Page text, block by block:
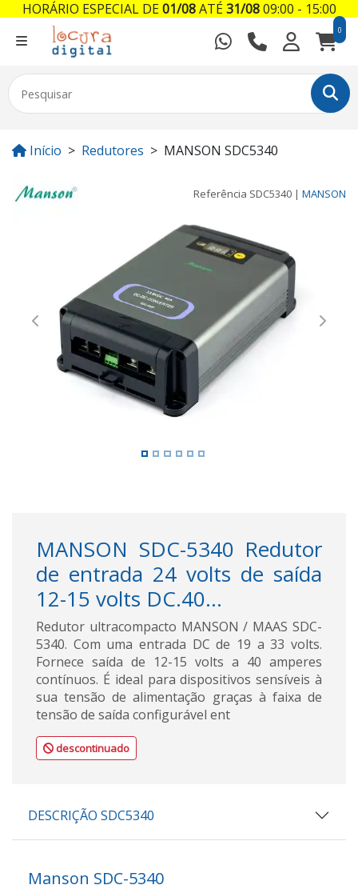
0
Início Redutores MANSON SDC5340
Referência SDC5340 | MANSON
Previous Next
MANSON SDC-5340 Redutor
de entrada 24 volts de saída
12-15 volts DC.40...
Redutor ultracompacto MANSON / MAAS SDC-
5340. Com uma entrada DC de 19 a 33 volts.
Fornece saída de 12-15 volts a 40 amperes
contínuos. É ideal para dispositivos sensíveis à
sua tensão de alimentação graças à faixa de
tensão de saída configurável ent
descontinuado
DESCRIÇÃO SDC5340
Manson SDC-5340
HORÁRIO ESPECIAL DE01/08ATÉ31/0809:00 - 15:00